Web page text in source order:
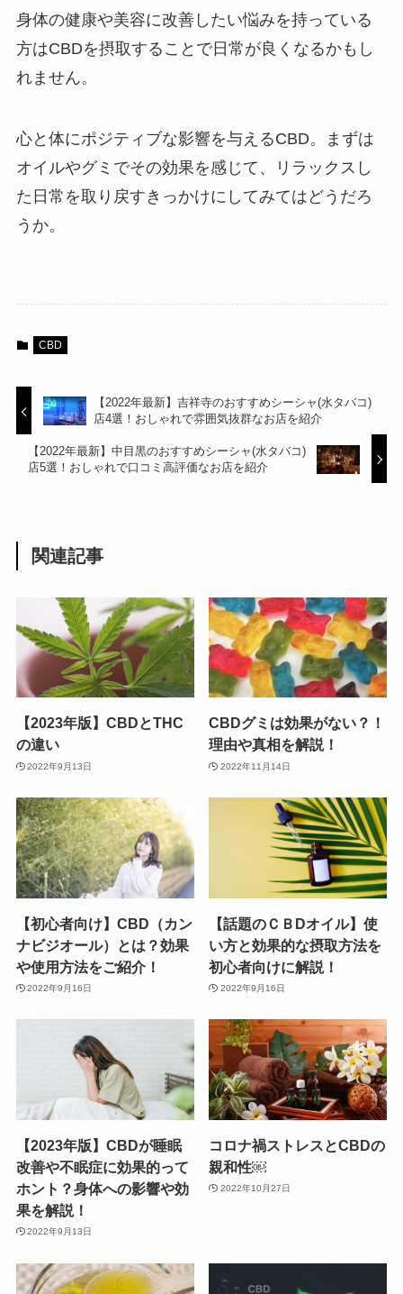
身体の健康や美容に改善したい悩みを持っている
方はCBDを摂取することで日常が良くなるかもし
れません。
心と体にポジティブな影響を与えるCBD。まずは
オイルやグミでその効果を感じて、リラックスし
た日常を取り戻すきっかけにしてみてはどうだろ
うか。
CBD
【2022年最新】吉祥寺のおすすめシーシャ(水タバコ)
店4選！おしゃれで雰囲気抜群なお店を紹介
【2022年最新】中目黒のおすすめシーシャ(水タバコ)
店5選！おしゃれで口コミ高評価なお店を紹介
関連記事
【2023年版】CBDとTHC
の違い
2022年9月13日
CBDグミは効果がない？！
理由や真相を解説！
2022年11月14日
【初心者向け】CBD（カン
ナビジオール）とは？効果
や使用方法をご紹介！
2022年9月16日
【話題のＣＢDオイル】使
い方と効果的な摂取方法を
初心者向けに解説！
2022年9月16日
【2023年版】CBDが睡眠
改善や不眠症に効果的って
ホント？身体への影響や効
果を解説！
2022年9月13日
コロナ禍ストレスとCBDの
親和性￼
2022年10月27日